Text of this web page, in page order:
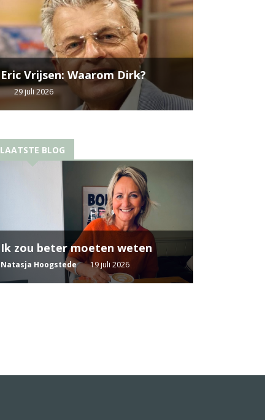
Eric Vrijsen: Waarom Dirk?
29 juli 2026
LAATSTE BLOG
Ik zou beter moeten weten
Natasja Hoogstede 19 juli 2026